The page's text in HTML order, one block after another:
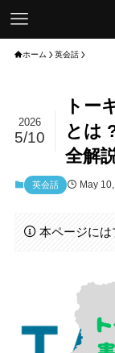
ホーム 英会話
トー
とは
全解
2026
5/10
英会話 May
本ページには